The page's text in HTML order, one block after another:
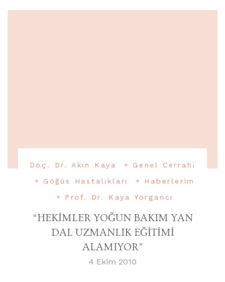
Doç. Dr. Akın Kaya
Genel Cerrahi
Göğüs Hastalıkları
Haberlerim
Prof. Dr. Kaya Yorgancı
“HEKİMLER YOĞUN BAKIM YAN
DAL UZMANLIK EĞİTİMİ
ALAMIYOR”
4 Ekim 2010